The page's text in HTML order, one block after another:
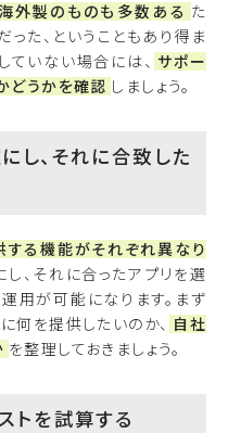
外製のものも多数ある た
た、ということもあり得ま
ていない場合には、 サポー
どうかを確認 しましょう。
し、それに合致した
する機能がそれぞれ異なり
、それに合ったアプリを選
用が可能になります。まず
何を提供したいのか、 自社
を整理しておきましょう。
トを試算する